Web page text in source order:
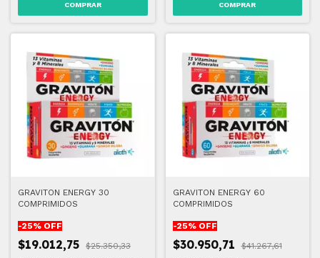
GRAVITON ENERGY 30
COMPRIMIDOS
-25% OFF
$19.012,75
$25.350,33
GRAVITON ENERGY 60
COMPRIMIDOS
-25% OFF
$30.950,71
$41.267,61